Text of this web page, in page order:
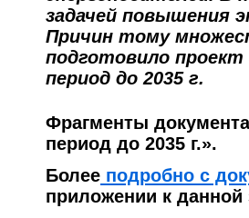
задачей повышения
Причин тому
подготовило проект
период до 2035 г.
Фрагменты документа
период до 2035 г.».
Более подробно с
приложении к данной